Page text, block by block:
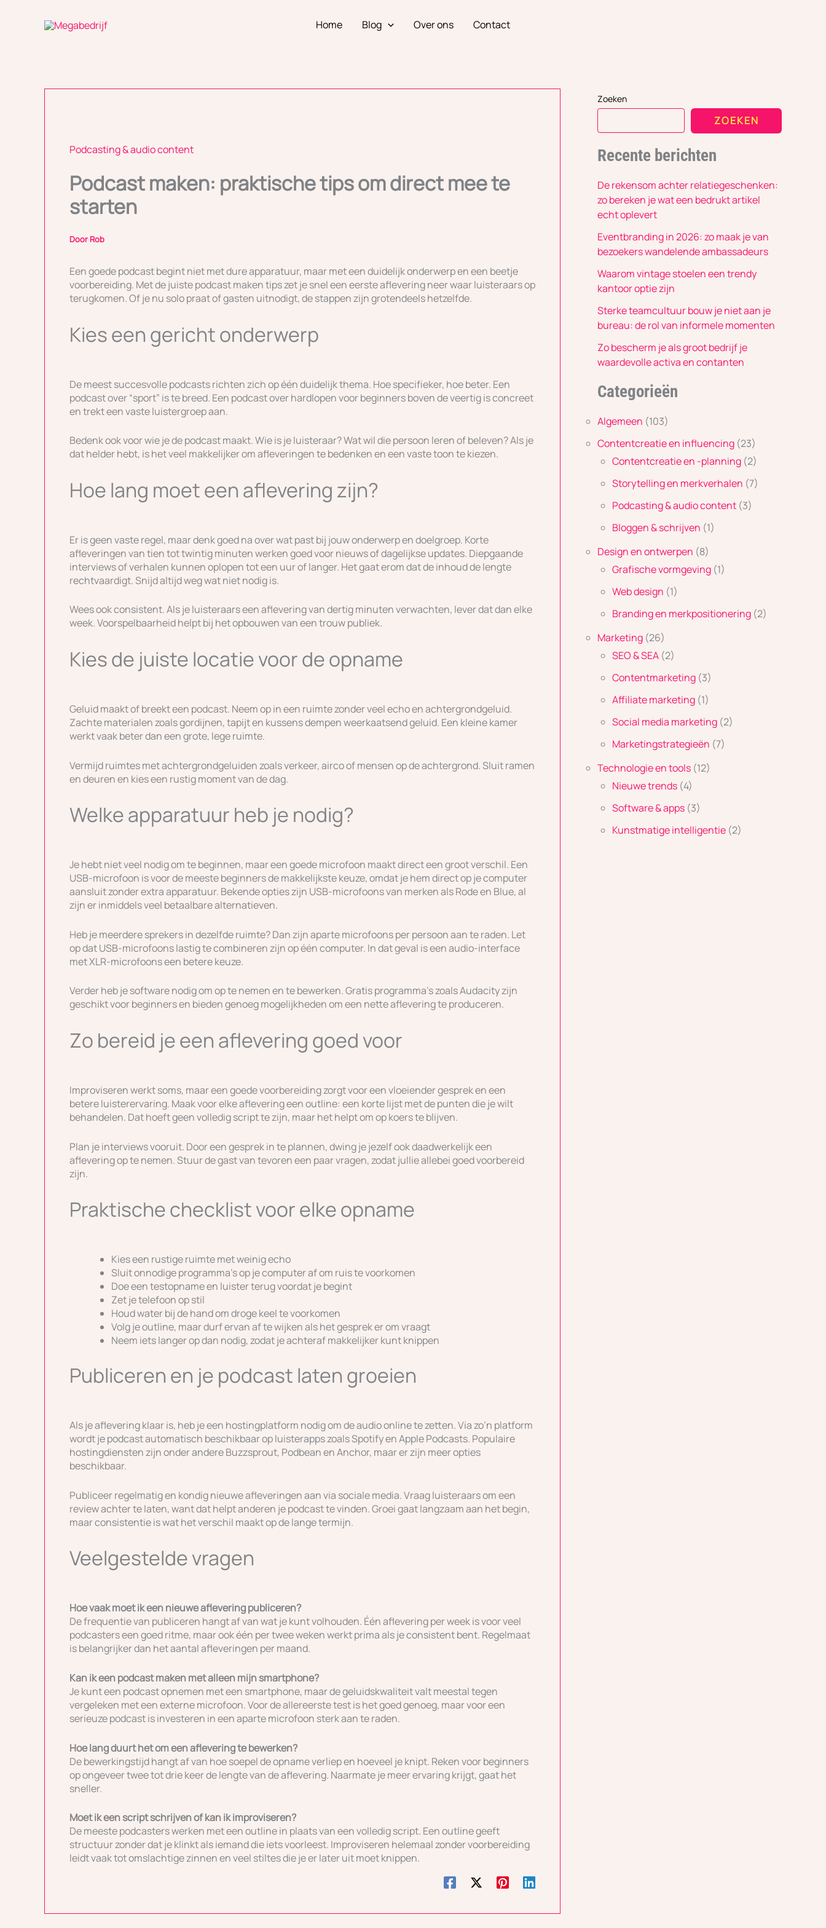
Home Blog Over ons Contact
Podcasting & audio content
Podcast maken: praktische tips om direct mee te
starten
Door Rob
Een goede podcast begint niet met dure apparatuur, maar met een duidelijk onderwerp en een beetje
voorbereiding. Met de juiste podcast maken tips zet je snel een eerste aflevering neer waar luisteraars op
terugkomen. Of je nu solo praat of gasten uitnodigt, de stappen zijn grotendeels hetzelfde.
Kies een gericht onderwerp
De meest succesvolle podcasts richten zich op één duidelijk thema. Hoe specifieker, hoe beter. Een
podcast over “sport” is te breed. Een podcast over hardlopen voor beginners boven de veertig is concreet
en trekt een vaste luistergroep aan.
Bedenk ook voor wie je de podcast maakt. Wie is je luisteraar? Wat wil die persoon leren of beleven? Als je
dat helder hebt, is het veel makkelijker om afleveringen te bedenken en een vaste toon te kiezen.
Hoe lang moet een aflevering zijn?
Er is geen vaste regel, maar denk goed na over wat past bij jouw onderwerp en doelgroep. Korte
afleveringen van tien tot twintig minuten werken goed voor nieuws of dagelijkse updates. Diepgaande
interviews of verhalen kunnen oplopen tot een uur of langer. Het gaat erom dat de inhoud de lengte
rechtvaardigt. Snijd altijd weg wat niet nodig is.
Wees ook consistent. Als je luisteraars een aflevering van dertig minuten verwachten, lever dat dan elke
week. Voorspelbaarheid helpt bij het opbouwen van een trouw publiek.
Kies de juiste locatie voor de opname
Geluid maakt of breekt een podcast. Neem op in een ruimte zonder veel echo en achtergrondgeluid.
Zachte materialen zoals gordijnen, tapijt en kussens dempen weerkaatsend geluid. Een kleine kamer
werkt vaak beter dan een grote, lege ruimte.
Vermijd ruimtes met achtergrondgeluiden zoals verkeer, airco of mensen op de achtergrond. Sluit ramen
en deuren en kies een rustig moment van de dag.
Welke apparatuur heb je nodig?
Je hebt niet veel nodig om te beginnen, maar een goede microfoon maakt direct een groot verschil. Een
USB-microfoon is voor de meeste beginners de makkelijkste keuze, omdat je hem direct op je computer
aansluit zonder extra apparatuur. Bekende opties zijn USB-microfoons van merken als Rode en Blue, al
zijn er inmiddels veel betaalbare alternatieven.
Heb je meerdere sprekers in dezelfde ruimte? Dan zijn aparte microfoons per persoon aan te raden. Let
op dat USB-microfoons lastig te combineren zijn op één computer. In dat geval is een audio-interface
met XLR-microfoons een betere keuze.
Verder heb je software nodig om op te nemen en te bewerken. Gratis programma’s zoals Audacity zijn
geschikt voor beginners en bieden genoeg mogelijkheden om een nette aflevering te produceren.
Zo bereid je een aflevering goed voor
Improviseren werkt soms, maar een goede voorbereiding zorgt voor een vloeiender gesprek en een
betere luisterervaring. Maak voor elke aflevering een outline: een korte lijst met de punten die je wilt
behandelen. Dat hoeft geen volledig script te zijn, maar het helpt om op koers te blijven.
Plan je interviews vooruit. Door een gesprek in te plannen, dwing je jezelf ook daadwerkelijk een
aflevering op te nemen. Stuur de gast van tevoren een paar vragen, zodat jullie allebei goed voorbereid
zijn.
Praktische checklist voor elke opname
Kies een rustige ruimte met weinig echo
Sluit onnodige programma’s op je computer af om ruis te voorkomen
Doe een testopname en luister terug voordat je begint
Zet je telefoon op stil
Houd water bij de hand om droge keel te voorkomen
Volg je outline, maar durf ervan af te wijken als het gesprek er om vraagt
Neem iets langer op dan nodig, zodat je achteraf makkelijker kunt knippen
Publiceren en je podcast laten groeien
Als je aflevering klaar is, heb je een hostingplatform nodig om de audio online te zetten. Via zo’n platform
wordt je podcast automatisch beschikbaar op luisterapps zoals Spotify en Apple Podcasts. Populaire
hostingdiensten zijn onder andere Buzzsprout, Podbean en Anchor, maar er zijn meer opties
beschikbaar.
Publiceer regelmatig en kondig nieuwe afleveringen aan via sociale media. Vraag luisteraars om een
review achter te laten, want dat helpt anderen je podcast te vinden. Groei gaat langzaam aan het begin,
maar consistentie is wat het verschil maakt op de lange termijn.
Veelgestelde vragen
Hoe vaak moet ik een nieuwe aflevering publiceren?
De frequentie van publiceren hangt af van wat je kunt volhouden. Één aflevering per week is voor veel
podcasters een goed ritme, maar ook één per twee weken werkt prima als je consistent bent. Regelmaat
is belangrijker dan het aantal afleveringen per maand.
Kan ik een podcast maken met alleen mijn smartphone?
Je kunt een podcast opnemen met een smartphone, maar de geluidskwaliteit valt meestal tegen
vergeleken met een externe microfoon. Voor de allereerste test is het goed genoeg, maar voor een
serieuze podcast is investeren in een aparte microfoon sterk aan te raden.
Hoe lang duurt het om een aflevering te bewerken?
De bewerkingstijd hangt af van hoe soepel de opname verliep en hoeveel je knipt. Reken voor beginners
op ongeveer twee tot drie keer de lengte van de aflevering. Naarmate je meer ervaring krijgt, gaat het
sneller.
Moet ik een script schrijven of kan ik improviseren?
De meeste podcasters werken met een outline in plaats van een volledig script. Een outline geeft
structuur zonder dat je klinkt als iemand die iets voorleest. Improviseren helemaal zonder voorbereiding
leidt vaak tot omslachtige zinnen en veel stiltes die je er later uit moet knippen.
Zoeken
ZOEKEN
Recente berichten
De rekensom achter relatiegeschenken:
zo bereken je wat een bedrukt artikel
echt oplevert
Eventbranding in 2026: zo maak je van
bezoekers wandelende ambassadeurs
Waarom vintage stoelen een trendy
kantoor optie zijn
Sterke teamcultuur bouw je niet aan je
bureau: de rol van informele momenten
Zo bescherm je als groot bedrijf je
waardevolle activa en contanten
Categorieën
Algemeen (103)
Contentcreatie en influencing (23)
Contentcreatie en -planning (2)
Storytelling en merkverhalen (7)
Podcasting & audio content (3)
Bloggen & schrijven (1)
Design en ontwerpen (8)
Grafische vormgeving (1)
Web design (1)
Branding en merkpositionering (2)
Marketing (26)
SEO & SEA (2)
Contentmarketing (3)
Affiliate marketing (1)
Social media marketing (2)
Marketingstrategieën (7)
Technologie en tools (12)
Nieuwe trends (4)
Software & apps (3)
Kunstmatige intelligentie (2)